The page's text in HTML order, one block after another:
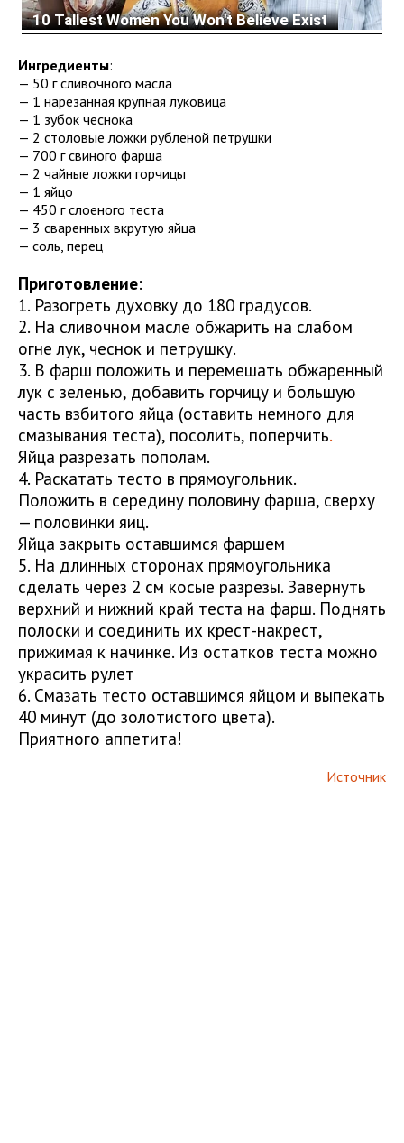
Ингредиенты:
— 50 г сливочного масла
— 1 нарезанная крупная луковица
— 1 зубок чеснока
— 2 столовые ложки рубленой петрушки
— 700 г свиного фарша
— 2 чайные ложки горчицы
— 1 яйцо
— 450 г слоеного теста
— 3 сваренных вкрутую яйца
— соль, перец
Приготовление:
1. Разогреть духовку до 180 градусов.
2. На сливочном масле обжарить на слабом
огне лук, чеснок и петрушку.
3. В фарш положить и перемешать обжаренный
лук с зеленью, добавить горчицу и большую
часть взбитого яйца (оставить немного для
смазывания теста), посолить, поперчить.
Яйца разрезать пополам.
4. Раскатать тесто в прямоугольник.
Положить в середину половину фарша, сверху
— половинки яиц.
Яйца закрыть оставшимся фаршем
5. На длинных сторонах прямоугольника
сделать через 2 см косые разрезы. Завернуть
верхний и нижний край теста на фарш. Поднять
полоски и соединить их крест-накрест,
прижимая к начинке. Из остатков теста можно
украсить рулет
6. Смазать тесто оставшимся яйцом и выпекать
40 минут (до золотистого цвета).
Приятного аппетита!
Источник